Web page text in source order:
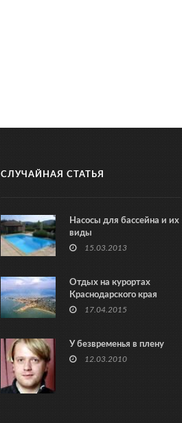
СЛУЧАЙНАЯ СТАТЬЯ
Насосы для бассейна и их
виды
15.03.2013
Отдых на курортах
Краснодарского края
17.04.2015
У безвременья в плену
12.03.2010